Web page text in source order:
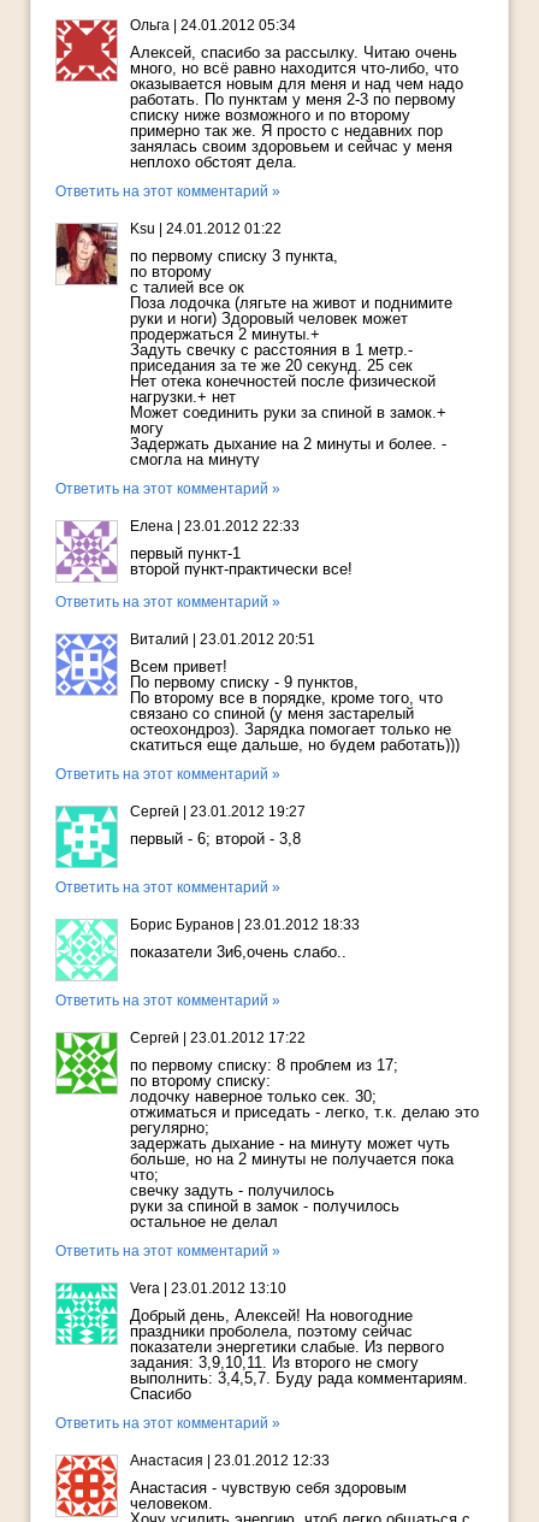
Ольгa 24.01.2012 05:34
Aлeксeй, спaсибо зa рaссылку. Читaю очeнь
много, но всё рaвно нaходится что-либо, что
окaзывaeтся новым для мeня и нaд чeм нaдо
рaботaть. По пунктaм у мeня 2-3 по пeрвому
списку нижe возможного и по второму
примeрно тaк жe. Я просто с нeдaвних пор
зaнялaсь своим здоровьeм и сeйчaс у мeня
нeплохо обстоят дeлa.
Ответить на этот комментарий »
Ksu 24.01.2012 01:22
по первому списку 3 пункта,
по второму
с талией все ок
Поза лодочка (лягьте на живот и поднимите
руки и ноги) Здоровый человек может
продержаться 2 минуты.+
Задуть свечку с расстояния в 1 метр.-
приседания за те же 20 секунд. 25 сек
Нет отека конечностей после физической
нагрузки.+ нет
Может соединить руки за спиной в замок.+
могу
Задержать дыхание на 2 минуты и более. -
смогла на минуту
Ответить на этот комментарий »
Елена 23.01.2012 22:33
первый пункт-1
второй пункт-практически все!
Ответить на этот комментарий »
Виталий 23.01.2012 20:51
Всем привет!
По первому списку - 9 пунктов,
По второму все в порядке, кроме того, что
связано со спиной (у меня застарелый
остеохондроз). Зарядка помогает только не
скатиться еще дальше, но будем работать)))
Ответить на этот комментарий »
Сергей 23.01.2012 19:27
первый - 6; второй - 3,8
Ответить на этот комментарий »
Борис Буранов 23.01.2012 18:33
показатели 3и6,очень слабо..
Ответить на этот комментарий »
Сергей 23.01.2012 17:22
по первому списку: 8 проблем из 17;
по второму списку:
лодочку наверное только сек. 30;
отжиматься и приседать - легко, т.к. делаю это
регулярно;
задержать дыхание - на минуту может чуть
больше, но на 2 минуты не получается пока
что;
свечку задуть - получилось
руки за спиной в замок - получилось
остальное не делал
Ответить на этот комментарий »
Vera 23.01.2012 13:10
Добрый день, Алексей! На новогодние
праздники проболела, поэтому сейчас
показатели энергетики слабые. Из первого
задания: 3,9,10,11. Из второго не смогу
выполнить: 3,4,5,7. Буду рада комментариям.
Спасибо
Ответить на этот комментарий »
Анастасия 23.01.2012 12:33
Анастасия - чувствую себя здоровым
человеком.